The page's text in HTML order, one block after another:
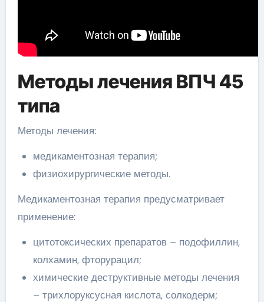
Методы лечения ВПЧ 45
типа
Методы лечения:
медикаментозная терапия;
физиохирургические методы.
Медикаментозная терапия предусматривает
применение:
цитотоксических препаратов – подофиллин,
колхамин, фторурацил;
химические деструктивные методы лечения
– трихлоруксусная кислота, солкодерм;